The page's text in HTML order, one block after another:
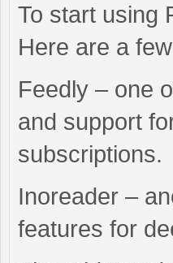
To start using
Here are a
Feedly – one
and support
subscriptions.
Inoreader –
features for